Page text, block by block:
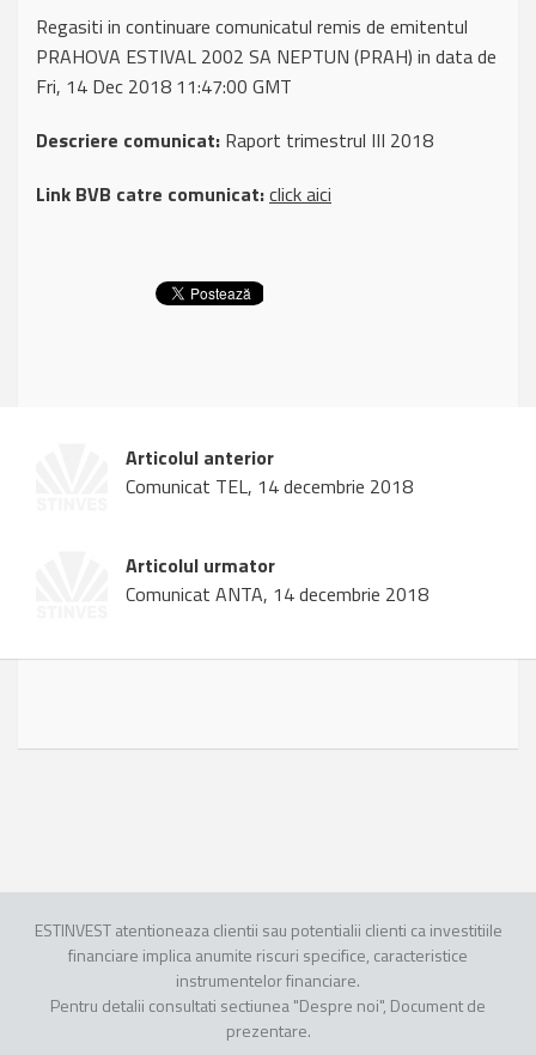
Regasiti in continuare comunicatul remis de emitentul
PRAHOVA ESTIVAL 2002 SA NEPTUN (PRAH) in data de
Fri, 14 Dec 2018 11:47:00 GMT
Descriere comunicat: Raport trimestrul III 2018
Link BVB catre comunicat:click aici
Articolul anterior
Comunicat TEL, 14 decembrie 2018
Articolul urmator
Comunicat ANTA, 14 decembrie 2018
ESTINVEST atentioneaza clientii sau potentialii clienti ca investitiile
financiare implica anumite riscuri specifice, caracteristice
instrumentelor financiare.
Pentru detalii consultati sectiunea "Despre noi", Document de
prezentare.